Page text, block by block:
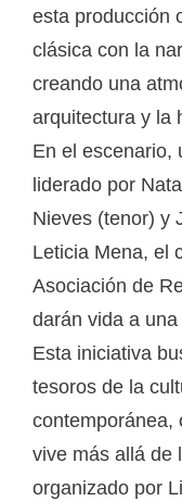
esta producción
clásica con la
creando una
arquitectura y la
En el escenario,
liderado por
Nieves (tenor) y
Leticia Mena, el
Asociación de
darán vida a
Esta iniciativa
tesoros de la
contemporánea,
vive más allá de
organizado por